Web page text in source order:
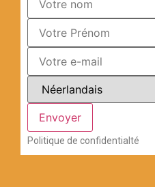
Politique de confidentialté